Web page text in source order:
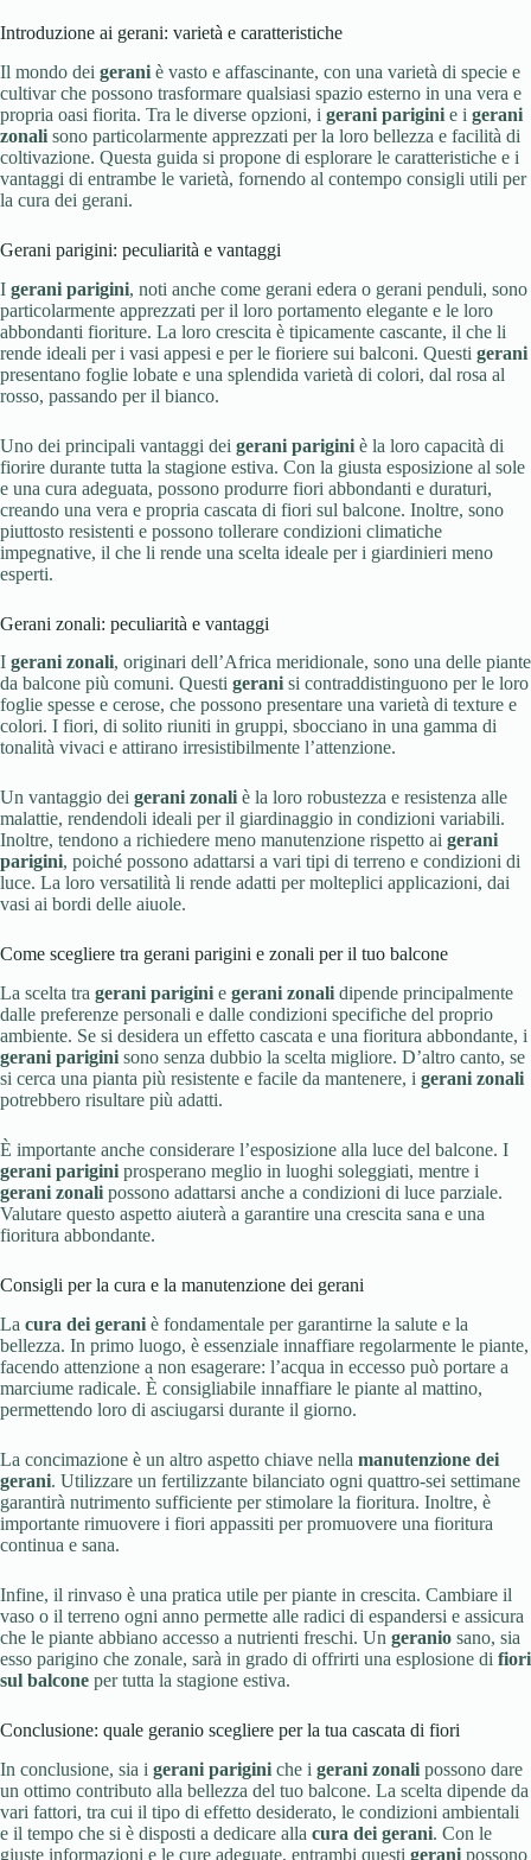
Introduzione ai gerani: varietà e caratteristiche
Il mondo dei gerani è vasto e affascinante, con una varietà di specie e
cultivar che possono trasformare qualsiasi spazio esterno in una vera e
propria oasi fiorita. Tra le diverse opzioni, i gerani parigini e i gerani
zonali sono particolarmente apprezzati per la loro bellezza e facilità di
coltivazione. Questa guida si propone di esplorare le caratteristiche e i
vantaggi di entrambe le varietà, fornendo al contempo consigli utili per
la cura dei gerani.
Gerani parigini: peculiarità e vantaggi
I gerani parigini, noti anche come gerani edera o gerani penduli, sono
particolarmente apprezzati per il loro portamento elegante e le loro
abbondanti fioriture. La loro crescita è tipicamente cascante, il che li
rende ideali per i vasi appesi e per le fioriere sui balconi. Questi gerani
presentano foglie lobate e una splendida varietà di colori, dal rosa al
rosso, passando per il bianco.
Uno dei principali vantaggi dei gerani parigini è la loro capacità di
fiorire durante tutta la stagione estiva. Con la giusta esposizione al sole
e una cura adeguata, possono produrre fiori abbondanti e duraturi,
creando una vera e propria cascata di fiori sul balcone. Inoltre, sono
piuttosto resistenti e possono tollerare condizioni climatiche
impegnative, il che li rende una scelta ideale per i giardinieri meno
esperti.
Gerani zonali: peculiarità e vantaggi
I gerani zonali, originari dell’Africa meridionale, sono una delle piante
da balcone più comuni. Questi geranisi contraddistinguono per le loro
foglie spesse e cerose, che possono presentare una varietà di texture e
colori. I fiori, di solito riuniti in gruppi, sbocciano in una gamma di
tonalità vivaci e attirano irresistibilmente l’attenzione.
Un vantaggio dei gerani zonaliè la loro robustezza e resistenza alle
malattie, rendendoli ideali per il giardinaggio in condizioni variabili.
Inoltre, tendono a richiedere meno manutenzione rispetto ai gerani
parigini, poiché possono adattarsi a vari tipi di terreno e condizioni di
luce. La loro versatilità li rende adatti per molteplici applicazioni, dai
vasi ai bordi delle aiuole.
Come scegliere tra gerani parigini e zonali per il tuo balcone
La scelta tra gerani parigini e gerani zonali dipende principalmente
dalle preferenze personali e dalle condizioni specifiche del proprio
ambiente. Se si desidera un effetto cascata e una fioritura abbondante, i
gerani parigini sono senza dubbio la scelta migliore. D’altro canto, se
si cerca una pianta più resistente e facile da mantenere, i gerani zonali
potrebbero risultare più adatti.
È importante anche considerare l’esposizione alla luce del balcone. I
gerani parigini prosperano meglio in luoghi soleggiati, mentre i
gerani zonali possono adattarsi anche a condizioni di luce parziale.
Valutare questo aspetto aiuterà a garantire una crescita sana e una
fioritura abbondante.
Consigli per la cura e la manutenzione dei gerani
La cura dei gerani è fondamentale per garantirne la salute e la
bellezza. In primo luogo, è essenziale innaffiare regolarmente le piante,
facendo attenzione a non esagerare: l’acqua in eccesso può portare a
marciume radicale. È consigliabile innaffiare le piante al mattino,
permettendo loro di asciugarsi durante il giorno.
La concimazione è un altro aspetto chiave nella manutenzione dei
gerani. Utilizzare un fertilizzante bilanciato ogni quattro-sei settimane
garantirà nutrimento sufficiente per stimolare la fioritura. Inoltre, è
importante rimuovere i fiori appassiti per promuovere una fioritura
continua e sana.
Infine, il rinvaso è una pratica utile per piante in crescita. Cambiare il
vaso o il terreno ogni anno permette alle radici di espandersi e assicura
che le piante abbiano accesso a nutrienti freschi. Un geranio sano, sia
esso parigino che zonale, sarà in grado di offrirti una esplosione di fiori
sul balcone per tutta la stagione estiva.
Conclusione: quale geranio scegliere per la tua cascata di fiori
In conclusione, sia i gerani parigini che i gerani zonali possono dare
un ottimo contributo alla bellezza del tuo balcone. La scelta dipende da
vari fattori, tra cui il tipo di effetto desiderato, le condizioni ambientali
e il tempo che si è disposti a dedicare alla cura dei gerani. Con le
giuste informazioni e le cure adeguate, entrambi questi gerani possono